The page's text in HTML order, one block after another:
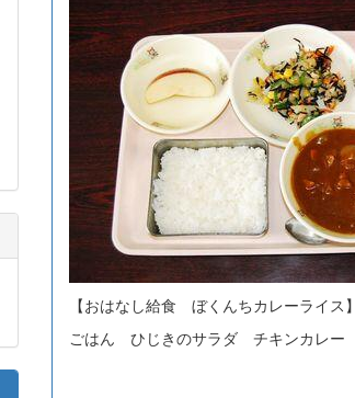
【おはなし給食 ぼくんちカレーライス】
ごはん ひじきのサラダ チキンカ